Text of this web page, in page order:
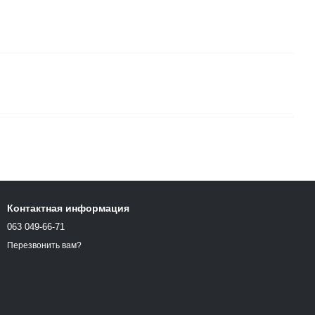
Контактная информация
063 049-66-71
Перезвонить вам?